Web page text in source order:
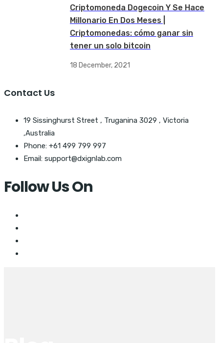
Criptomoneda Dogecoin Y Se Hace
Millonario En Dos Meses |
Criptomonedas: cómo ganar sin
tener un solo bitcoin
18 December, 2021
Contact Us
19 Sissinghurst Street , Truganina 3029 , Victoria
,Australia
Phone: +61 499 799 997
Email: support@dxignlab.com
Follow Us On